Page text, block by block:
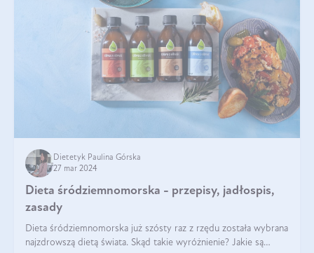
Dietetyk Paulina Górska
27 mar 2024
Dieta śródziemnomorska - przepisy, jadłospis,
zasady
Dieta śródziemnomorska już szósty raz z rzędu została wybrana
najzdrowszą dietą świata. Skąd takie wyróżnienie? Jakie są